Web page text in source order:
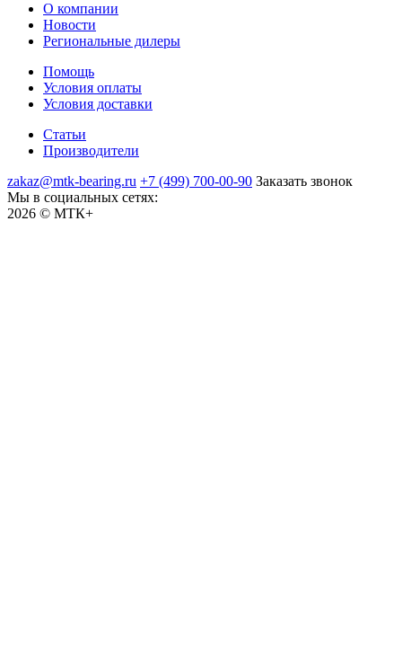
О компании
Новости
Региональные дилеры
Помощь
Условия оплаты
Условия доставки
Статьи
Производители
zakaz@mtk-bearing.ru +7 (499) 700-00-90 Заказать звонок
Мы в социальных сетях:
2026 © МТК+